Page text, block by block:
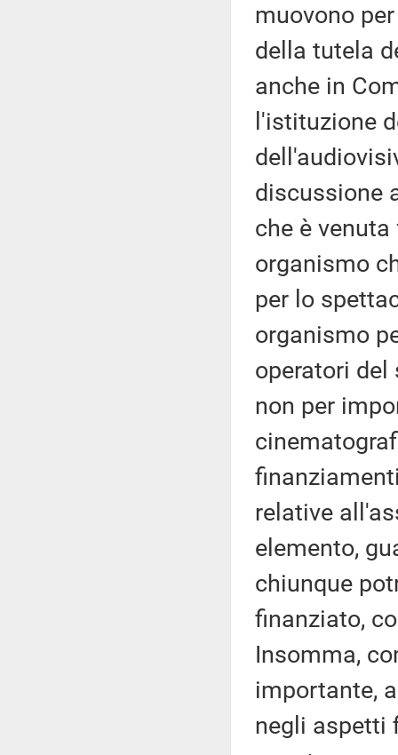
muovono
della tutela
anche in
l'istituzione
discussione
che è
organismo
per lo
organismo
operatori del
non per
relative
elemento,
chiunque
finanziato,
Insomma,
importante,
negli aspetti